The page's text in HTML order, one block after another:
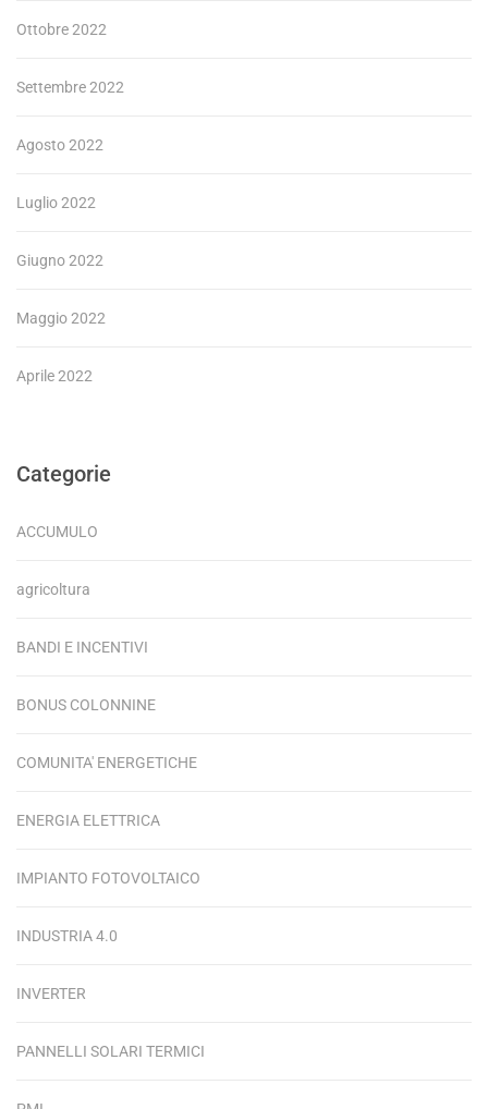
Ottobre 2022
Settembre 2022
Agosto 2022
Luglio 2022
Giugno 2022
Maggio 2022
Aprile 2022
Categorie
ACCUMULO
agricoltura
BANDI E INCENTIVI
BONUS COLONNINE
COMUNITA' ENERGETICHE
ENERGIA ELETTRICA
IMPIANTO FOTOVOLTAICO
INDUSTRIA 4.0
INVERTER
PANNELLI SOLARI TERMICI